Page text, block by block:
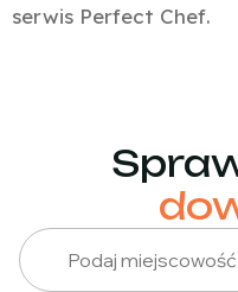
serwis Perfect Chef.